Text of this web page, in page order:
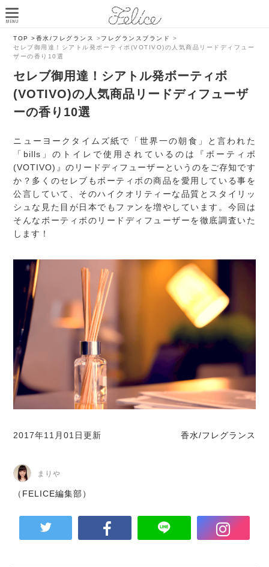
TOP >香水/フレグランス >フレグランスブランド
>
セレブ御用達！シアトル発ボーティボ(VOTIVO)の人気商品リードディフュー
ザーの香り10選
セレブ御用達！シアトル発ボーティボ
(VOTIVO)の人気商品リードディフューザ
ーの香り10選
ニューヨークタイムズ紙で「世界一の朝食」と言われた
「bills」のトイレで使用されているのは『ボーティボ
(VOTIVO)』のリードディフューザーというのをご存知です
か？多くのセレブもボーティボの商品を愛用している事を
公言していて、そのハイクオリティーな品質とスタイリッ
シュな見た目が日本でもファンを増やしています。今回は
そんなボーティボのリードディフューザーを徹底調査いた
します！
2017年11月01日更新 香水/フレグランス
まりや
（FELICE編集部）